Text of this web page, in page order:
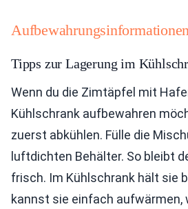
Tipps zur Lagerung im
Wenn du die Zimtäpfel mit
Kühlschrank aufbewahren
zuerst abkühlen. Fülle die
luftdichten Behälter. So bleibt
frisch. Im Kühlschrank hält sie
kannst sie einfach aufwärmen,